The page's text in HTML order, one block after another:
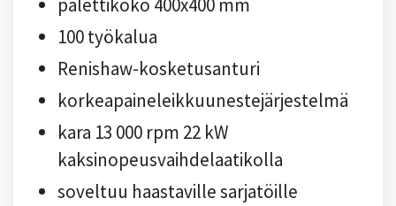
100 työkalua
Renishaw-kosketusanturi
korkeapaineleikkuunestejärjestelmä
kara 13 000 rpm 22 kW
kaksinopeusvaihdelaatikolla
soveltuu haastaville sarjatöille